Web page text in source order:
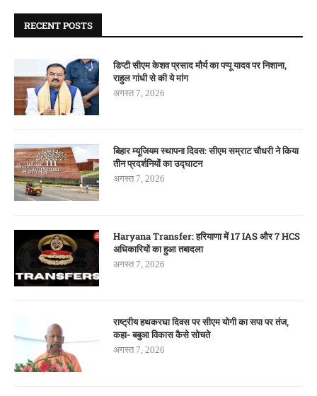
RECENT POSTS
डिप्टी सीएम केशव प्रसाद मौर्य का पप्पू यादव पर निशाना,
राहुल गांधी से की ये मांग
अगस्त 7, 2026
बिहार म्यूजियम स्थापना दिवस: सीएम सम्राट चौधरी ने किया
तीन प्रदर्शनियों का उद्घाटन
अगस्त 7, 2026
Haryana Transfer: हरियाणा में 17 IAS और 7 HCS
अधिकारियों का हुआ तबादला
अगस्त 7, 2026
राष्ट्रीय हथकरघा दिवस पर सीएम योगी का सपा पर तंज,
कहा- बबुआ विकास कैसे सोचते
अगस्त 7, 2026